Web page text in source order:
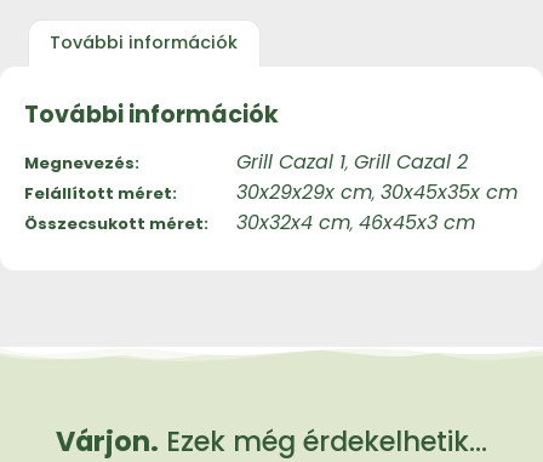
További információk
További információk
Megnevezés Grill Cazal 1, Grill Cazal 2
Felállított méret 30x29x29x cm, 30x45x35x cm
Összecsukott méret 30x32x4 cm, 46x45x3 cm
Várjon. Ezek még érdekelhetik...